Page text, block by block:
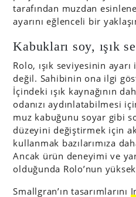
tarafından muzdan
ayarını eğlenceli bir
Kabukları soy, ışık
Rolo, ışık seviyesinin
değil. Sahibinin ona ilgi
İçindeki ışık kaynağının
odanızı aydınlatabilmesi
muz kabuğunu soyar gibi
düzeyini değiştirmek için
kullanmak bazılarımıza
Ancak ürün deneyimi ve
olduğunda Rolo’nun
Smallgran’ın tasarımlarını